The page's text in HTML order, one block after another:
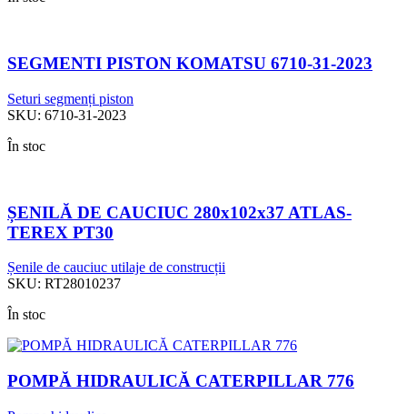
SEGMENTI PISTON KOMATSU 6710-31-2023
Seturi segmenți piston
SKU: 6710-31-2023
În stoc
ȘENILĂ DE CAUCIUC 280x102x37 ATLAS-
TEREX PT30
Șenile de cauciuc utilaje de construcții
SKU: RT28010237
În stoc
POMPĂ HIDRAULICĂ CATERPILLAR 776